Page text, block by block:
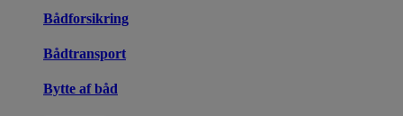
Bådforsikring
Bådtransport
Bytte af båd